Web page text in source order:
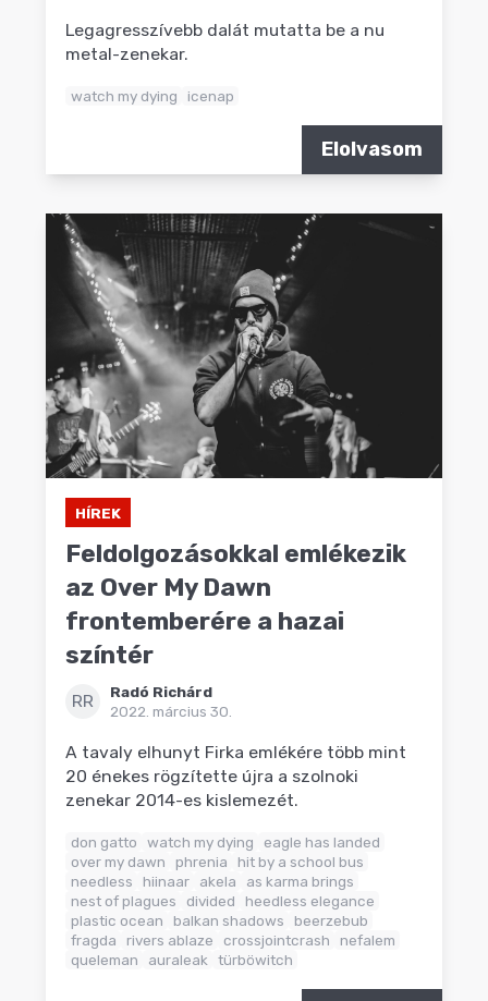
Legagresszívebb dalát mutatta be a nu
metal-zenekar.
watch my dying icenap
Elolvasom
HÍREK
Feldolgozásokkal emlékezik
az Over My Dawn
frontemberére a hazai
színtér
RR
Radó Richárd
2022. március 30.
A tavaly elhunyt Firka emlékére több mint
20 énekes rögzítette újra a szolnoki
zenekar 2014-es kislemezét.
don gatto watch my dying
eagle has landed
over my dawn
phrenia
hit by a school bus
needless
hiinaar akela
as karma brings
nest of plagues
divided
heedless elegance
plastic ocean
balkan shadows
beerzebub
fragda
rivers ablaze crossjointcrash
nefalem
queleman
auraleak türböwitch